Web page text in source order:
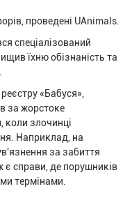
проведені UAnimals.
спеціалізований
їхню обізнаність та
«Бабуся»,
за жорстоке
злочинці
Наприклад, на
за забиття
є справи, де порушників
термінами.